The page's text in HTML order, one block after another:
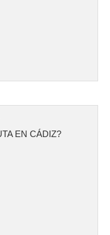
EN CÁDIZ?